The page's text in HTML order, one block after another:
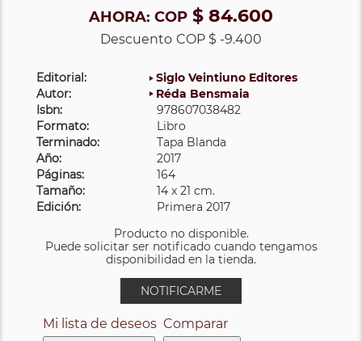
AHORA: COP $ 84.600
Descuento COP $ -9.400
Editorial:
Siglo Veintiuno Editores
Autor:
Réda Bensmaia
Isbn:
978607038482
Formato:
Libro
Terminado:
Tapa Blanda
Año:
2017
Páginas:
164
Tamaño:
14 x 21 cm.
Edición:
Primera 2017
Producto no disponible.
Puede solicitar ser notificado cuando tengamos
disponibilidad en la tienda.
NOTIFICARME
Mi lista de deseos Comparar